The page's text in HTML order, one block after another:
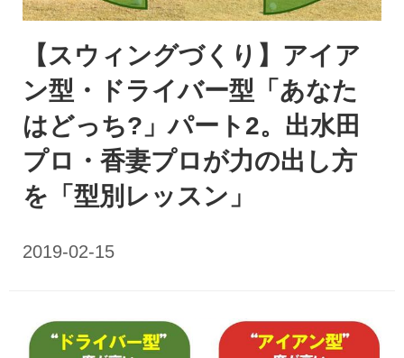
【スウィングづくり】アイア
ン型・ドライバー型「あなた
はどっち?」パート2。出水田
プロ・香妻プロが力の出し方
を「型別レッスン」